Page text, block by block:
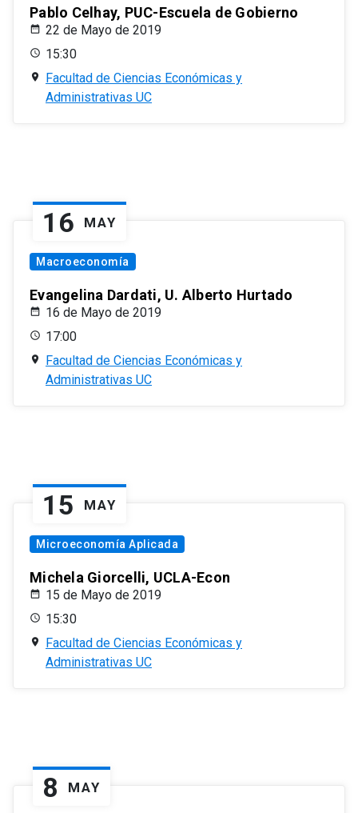
Pablo Celhay, PUC-Escuela de Gobierno
22 de Mayo de 2019
15:30
Facultad de Ciencias Económicas y
Administrativas UC
16 MAY
Macroeconomía
Evangelina Dardati, U. Alberto Hurtado
16 de Mayo de 2019
17:00
Facultad de Ciencias Económicas y
Administrativas UC
15 MAY
Microeconomía Aplicada
Michela Giorcelli, UCLA-Econ
15 de Mayo de 2019
15:30
Facultad de Ciencias Económicas y
Administrativas UC
8 MAY